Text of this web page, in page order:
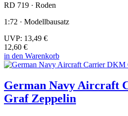
RD 719 · Roden
1:72 · Modellbausatz
UVP: 13,49 €
12,60 €
in den Warenkorb
German Navy Aircraft
Graf Zeppelin